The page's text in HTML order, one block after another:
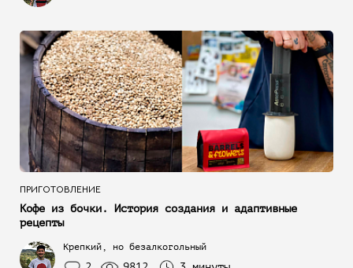
ПРИГОТОВЛЕНИЕ
Кофе из бочки. История создания и адаптивные
рецепты
Крепкий, но безалкогольный